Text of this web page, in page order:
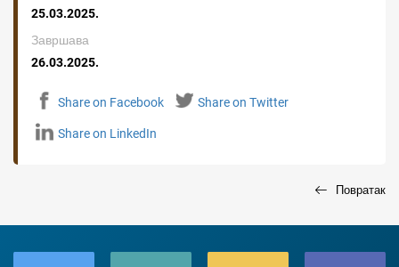
25.03.2025.
Завршава
26.03.2025.
Share on Facebook Share on Twitter
Share on LinkedIn
Повратак